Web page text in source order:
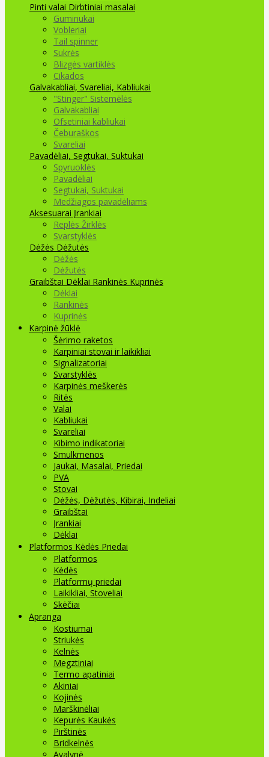
Pinti valai Dirbtiniai masalai
Guminukai
Vobleriai
Tail spinner
Sukrės
Blizgės vartiklės
Cikados
Galvakabliai, Svareliai, Kabliukai
"Stinger" Sistemėlės
Galvakabliai
Ofsetiniai kabliukai
Čeburaškos
Svareliai
Pavadėliai, Segtukai, Suktukai
Spyruoklės
Pavadėliai
Segtukai, Suktukai
Medžiagos pavadėliams
Aksesuarai Įrankiai
Replės Žirklės
Svarstyklės
Dėžės Dėžutės
Dėžės
Dėžutės
Graibštai Dėklai Rankinės Kuprinės
Dėklai
Rankinės
Kuprinės
Karpinė žūklė
Šėrimo raketos
Karpiniai stovai ir laikikliai
Signalizatoriai
Svarstyklės
Karpinės meškerės
Ritės
Valai
Kabliukai
Svareliai
Kibimo indikatoriai
Smulkmenos
Jaukai, Masalai, Priedai
PVA
Stovai
Dėžės, Dėžutės, Kibirai, Indeliai
Graibštai
Įrankiai
Dėklai
Platformos Kėdės Priedai
Platformos
Kėdės
Platformų priedai
Laikikliai, Stoveliai
Skėčiai
Apranga
Kostiumai
Striukės
Kelnės
Megztiniai
Termo apatiniai
Akiniai
Kojinės
Marškinėliai
Kepurės Kaukės
Pirštinės
Bridkelnės
Avalynė